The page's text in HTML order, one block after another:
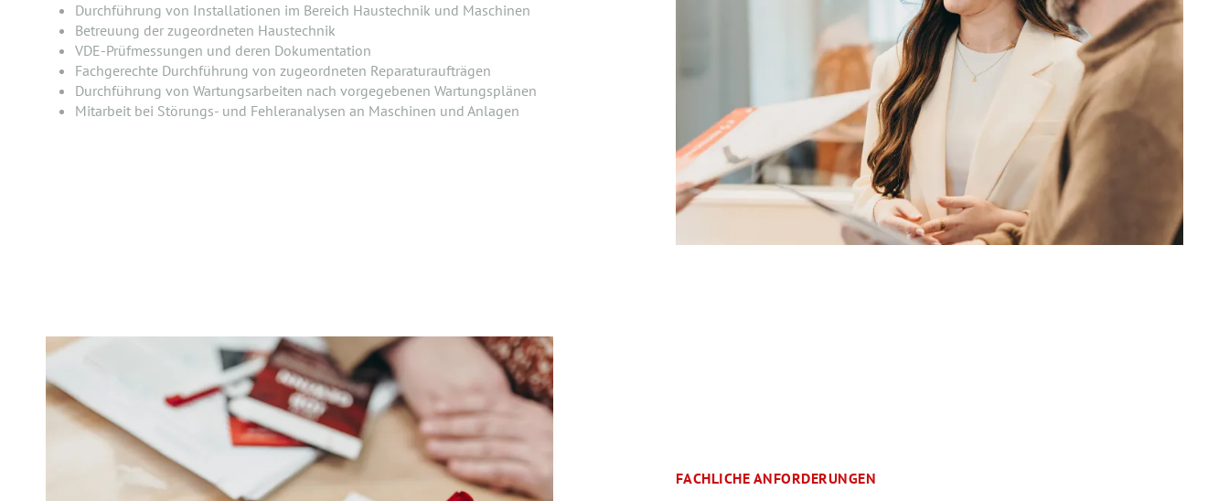
Durchführung von Installationen im Bereich Haustechnik und Maschinen
Betreuung der zugeordneten Haustechnik
VDE-Prüfmessungen und deren Dokumentation
Fachgerechte Durchführung von zugeordneten Reparaturaufträgen
Durchführung von Wartungsarbeiten nach vorgegebenen Wartungsplänen
Mitarbeit bei Störungs- und Fehleranalysen an Maschinen und Anlagen
FACHLICHE ANFORDERUNGEN